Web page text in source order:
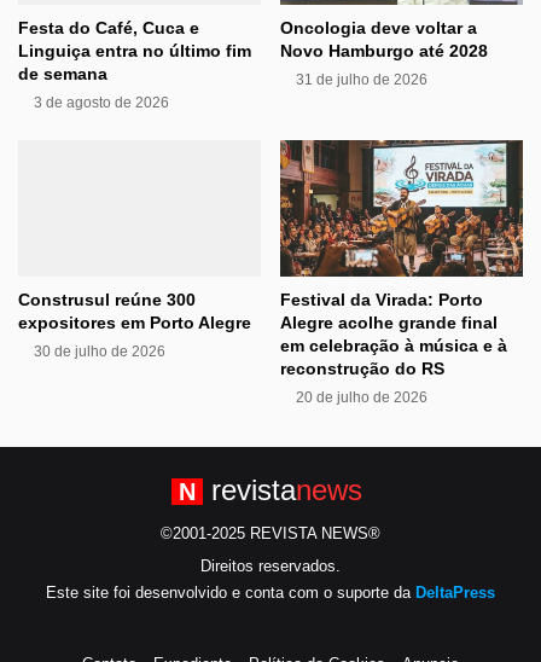
Festa do Café, Cuca e
Linguiça entra no último fim
de semana
3 de agosto de 2026
Oncologia deve voltar a
Novo Hamburgo até 2028
31 de julho de 2026
Construsul reúne 300
expositores em Porto Alegre
30 de julho de 2026
Festival da Virada: Porto
Alegre acolhe grande final
em celebração à música e à
reconstrução do RS
20 de julho de 2026
N revistanews
©2001-2025 REVISTA NEWS®
Direitos reservados.
Este site foi desenvolvido e conta com o suporte da DeltaPress